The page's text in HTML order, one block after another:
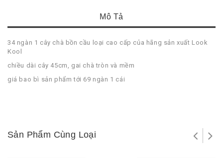
Mô Tả
34 ngàn 1 cây chà bồn cầu loại cao cấp của hãng sản xuất Look
Kool
chiều dài cây 45cm, gai chà tròn và mềm
giá bao bì sản phẩm tới 69 ngàn 1 cái
Sản Phẩm Cùng Loại